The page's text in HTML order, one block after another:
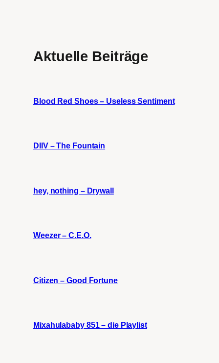
Aktuelle Beiträge
Blood Red Shoes – Useless Sentiment
DIIV – The Fountain
hey, nothing – Drywall
Weezer – C.E.O.
Citizen – Good Fortune
Mixahulababy 851 – die Playlist